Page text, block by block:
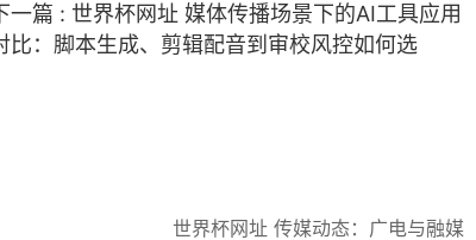
一篇 : 世界杯网址 媒体传播场景下的AI工具应用
比：脚本生成、剪辑配音到审校风控如何选
世界杯网址 传媒动态：广电与融媒